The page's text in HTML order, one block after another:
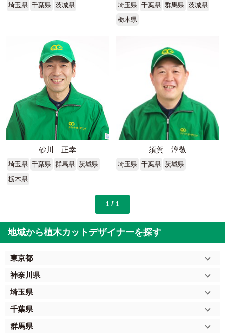
埼玉県 千葉県 茨城県 埼玉県 千葉県 群馬県 茨城県
栃木県
砂川 正幸
埼玉県 千葉県 群馬県 茨城県
栃木県
須賀 淳敬
埼玉県 千葉県 茨城県
1 / 1
地域から植木カットデザイナーを探す
東京都
神奈川県
埼玉県
千葉県
群馬県